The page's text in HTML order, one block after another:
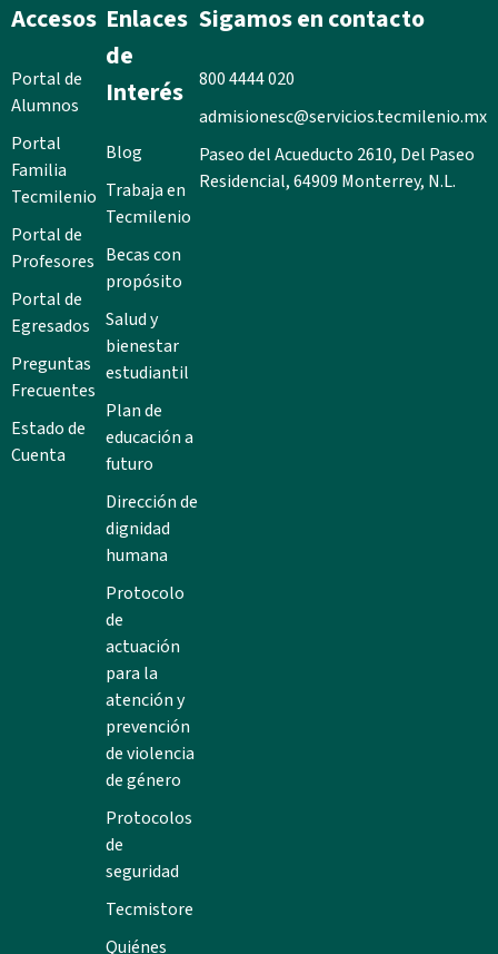
Accesos
Portal de
Alumnos
Portal
Familia
Tecmilenio
Portal de
Profesores
Portal de
Egresados
Preguntas
Frecuentes
Estado de
Cuenta
Enlaces
de
Interés
Blog
Trabaja en
Tecmilenio
Becas con
propósito
Salud y
bienestar
estudiantil
Plan de
educación a
futuro
Dirección de
dignidad
humana
Protocolo
de
actuación
para la
atención y
prevención
de violencia
de género
Protocolos
de
seguridad
Tecmistore
Quiénes
Sigamos en contacto
800 4444 020
admisionesc@servicios.tecmilenio.mx
Paseo del Acueducto 2610, Del Paseo
Residencial, 64909 Monterrey, N.L.